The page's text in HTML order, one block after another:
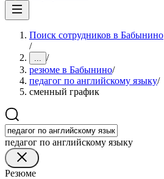
Поиск сотрудников в Бабынино
/
... /
резюме в Бабынино/
педагог по английскому языку/
сменный график
педагог по английскому языку
Резюме